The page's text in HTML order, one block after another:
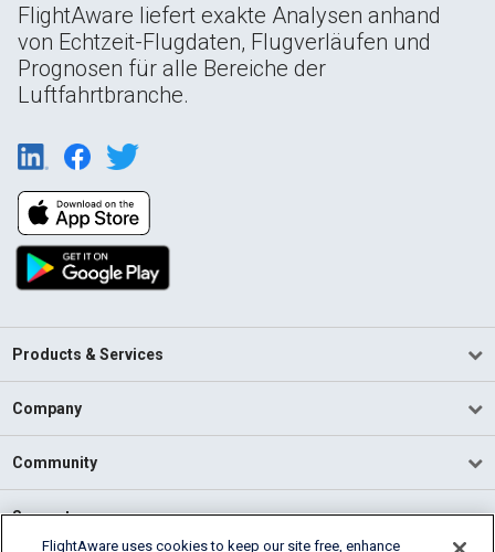
FlightAware liefert exakte Analysen anhand
von Echtzeit-Flugdaten, Flugverläufen und
Prognosen für alle Bereiche der
Luftfahrtbranche.
Products & Services
Company
Community
Support
FlightAware uses cookies to keep our site free, enhance